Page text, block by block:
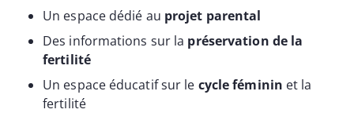
Un espace dédié au projet parental
Des informations sur la préservation de la
fertilité
Un espace éducatif sur le cycle féminin et la
fertilité